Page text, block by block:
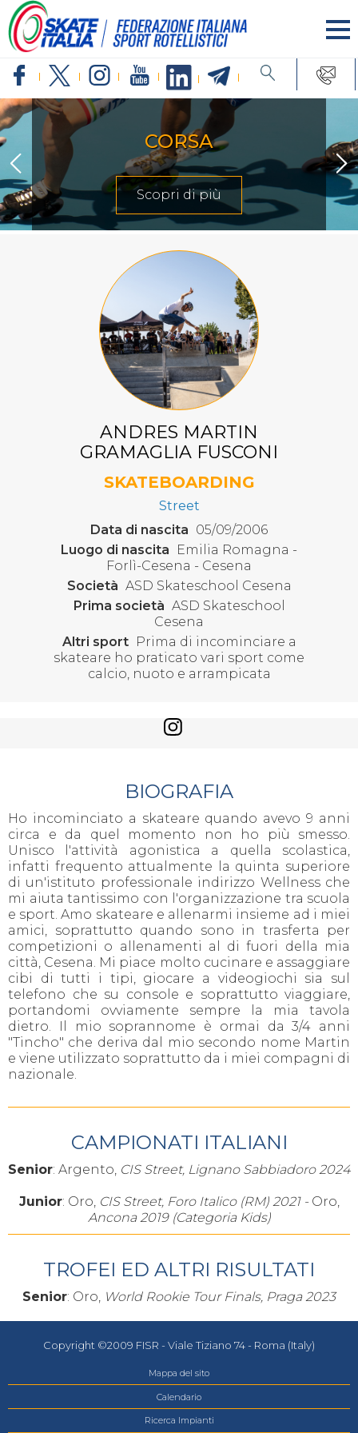
ANDRES MARTIN
GRAMAGLIA FUSCONI
SKATEBOARDING
Street
Data di nascita 05/09/2006
Luogo di nascita
Emilia Romagna -
Forlì-Cesena - Cesena
Società ASD Skateschool Cesena
Prima società ASD Skateschool
Cesena
Altri sport
Prima di incominciare a
skateare ho praticato vari sport come
calcio, nuoto e arrampicata
BIOGRAFIA
Ho incominciato a skateare quando avevo 9 anni
circa e da quel momento non ho più smesso.
Unisco l'attività agonistica a quella scolastica,
infatti frequento attualmente la quinta superiore
di un'istituto professionale indirizzo Wellness che
mi aiuta tantissimo con l'organizzazione tra scuola
e sport. Amo skateare e allenarmi insieme ad i miei
amici, soprattutto quando sono in trasferta per
competizioni o allenamenti al di fuori della mia
città, Cesena. Mi piace molto cucinare e assaggiare
cibi di tutti i tipi, giocare a videogiochi sia sul
telefono che su console e soprattutto viaggiare,
portandomi ovviamente sempre la mia tavola
dietro. Il mio soprannome è ormai da 3/4 anni
"Tincho" che deriva dal mio secondo nome Martin
e viene utilizzato soprattutto da i miei compagni di
nazionale.
CAMPIONATI ITALIANI
Senior: Argento, CIS Street, Lignano Sabbiadoro 2024
Junior: Oro, CIS Street, Foro Italico (RM) 2021 -Oro,
Ancona 2019 (Categoria Kids)
TROFEI ED ALTRI RISULTATI
Senior: Oro, World Rookie Tour Finals, Praga 2023
Copyright ©2009 FISR - Viale Tiziano 74 - Roma (Italy)
Mappa del sito
Calendario
Ricerca Impianti